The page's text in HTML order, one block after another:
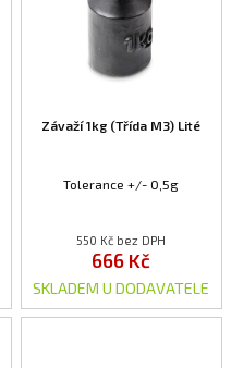
Závaží 1kg (Třída M3) Lité
Tolerance +/- 0,5g
550 Kč bez DPH
666 Kč
SKLADEM U DODAVATELE